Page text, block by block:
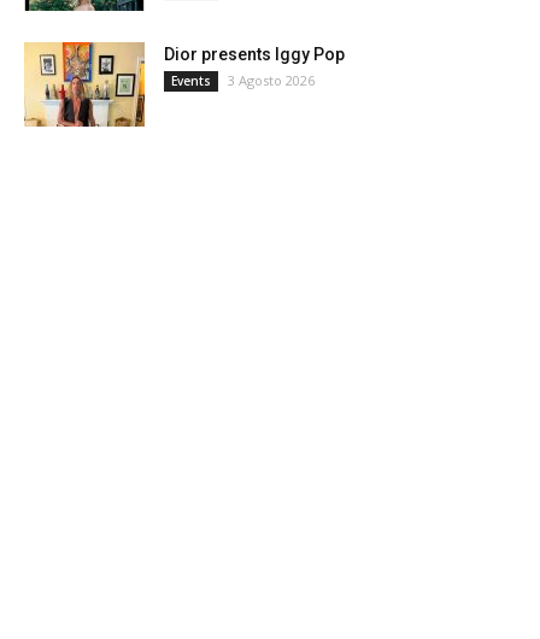
Dior presents Iggy Pop
Events 3 Agosto 2026